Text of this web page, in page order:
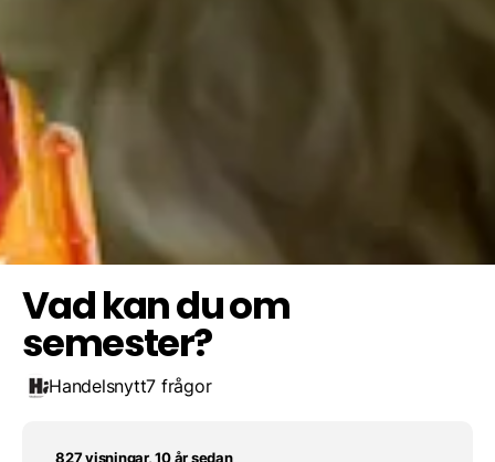
Ja, jag har rätt till 25 dagars obetald semester
Spara resultat
Vad kan du om
semester?
Handelsnytt7 frågor
827 visningar, 10 år sedan